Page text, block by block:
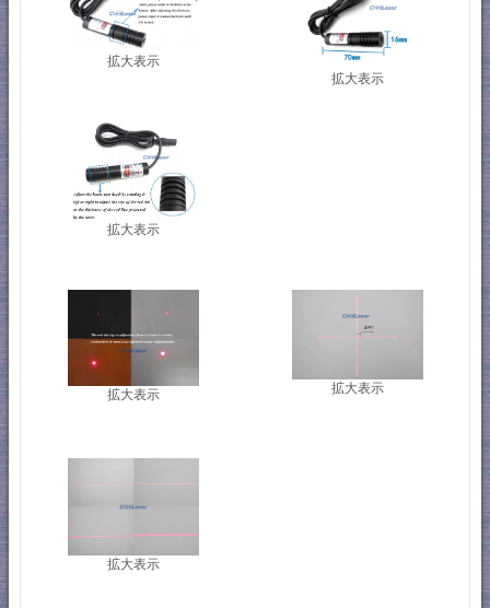
拡大表示
拡大表示
拡大表示
拡大表示 拡大表示
拡大表示